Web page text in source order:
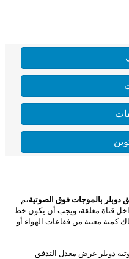
دوبلر بالموجات فوق الصوتيةتم
قناة مغلقة، ويجب أن يكون خط
كمية معينة من فقاعات الهواء أو
دوبلر عرض معدل التدفق